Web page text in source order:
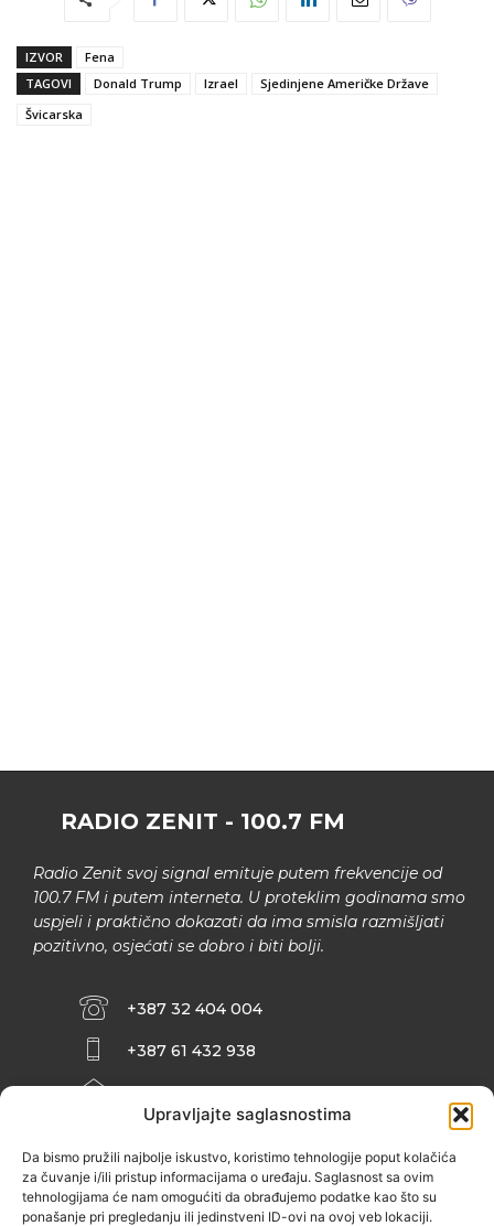
Upravljajte saglasnostima
Da bismo pružili najbolje iskustvo, koristimo tehnologije poput kolačića
za čuvanje i/ili pristup informacijama o uređaju. Saglasnost sa ovim
tehnologijama će nam omogućiti da obrađujemo podatke kao što su
ponašanje pri pregledanju ili jedinstveni ID-ovi na ovoj veb lokaciji.
IZVOR
Fena
TAGOVI
Donald Trump Izrael
Sjedinjene Američke Države
Švicarska
RADIO ZENIT - 100.7 FM
Radio Zenit svoj signal emituje putem frekvencije od
100.7 FM i putem interneta. U proteklim godinama smo
uspjeli i praktično dokazati da ima smisla razmišljati
pozitivno, osjećati se dobro i biti bolji.
+387 32 404 004
+387 61 432 938
INFO@ZENIT.BA
ZENIČANKA, 3. SPRAT), 72000 ZENICA